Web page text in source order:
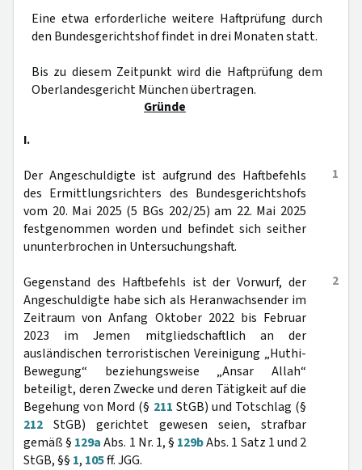
Eine etwa erforderliche weitere Haftprüfung durch
den Bundesgerichtshof findet in drei Monaten statt.
Bis zu diesem Zeitpunkt wird die Haftprüfung dem
Oberlandesgericht München übertragen.
Gründe
I.
1
Der Angeschuldigte ist aufgrund des Haftbefehls
des Ermittlungsrichters des Bundesgerichtshofs
vom 20. Mai 2025 (5 BGs 202/25) am 22. Mai 2025
festgenommen worden und befindet sich seither
ununterbrochen in Untersuchungshaft.
2
Gegenstand des Haftbefehls ist der Vorwurf, der
Angeschuldigte habe sich als Heranwachsender im
Zeitraum von Anfang Oktober 2022 bis Februar
2023 im Jemen mitgliedschaftlich an der
ausländischen terroristischen Vereinigung „Huthi-
Bewegung“ beziehungsweise „Ansar Allah“
beteiligt, deren Zwecke und deren Tätigkeit auf die
Begehung von Mord (§ 211 StGB) und Totschlag (§
212 StGB) gerichtet gewesen seien, strafbar
gemäß § 129aAbs. 1 Nr. 1, § 129bAbs. 1 Satz 1 und 2
StGB, §§ 1, 105ff. JGG.